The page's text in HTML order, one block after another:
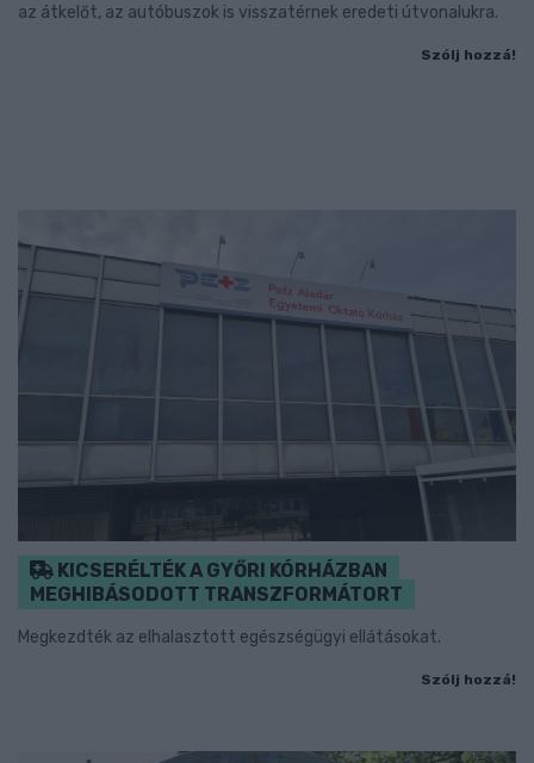
az átkelőt, az autóbuszok is visszatérnek eredeti útvonalukra.
Szólj hozzá!
KICSERÉLTÉK A GYŐRI KÓRHÁZBAN
MEGHIBÁSODOTT TRANSZFORMÁTORT
Megkezdték az elhalasztott egészségügyi ellátásokat.
Szólj hozzá!